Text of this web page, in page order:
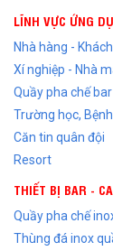
LĨNH VỰC ỨNG
Nhà hàng -
Xí nghiệp - Nhà
Quầy pha chế
Trường học,
Căn tin quân đội
Resort
THIẾT BỊ BAR -
Quầy pha chế
Thùng đá inox